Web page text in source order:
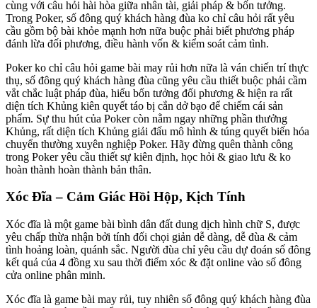
cùng với câu hỏi hài hòa giữa nhân tài, giải pháp & bốn tưởng.
Trong Poker, số đông quý khách hàng đùa ko chỉ câu hỏi rất yêu
cầu gồm bộ bài khỏe mạnh hơn nữa buộc phải biết phương pháp
đánh lừa đối phương, điều hành vốn & kiểm soát cảm tình.
Poker ko chỉ câu hỏi game bài may rủi hơn nữa là ván chiến trí thực
thụ, số đông quý khách hàng đùa cũng yêu cầu thiết buộc phải cầm
vắt chắc luật pháp đùa, hiểu bốn tưởng đối phương & hiện ra rất
diện tích Khủng kiên quyết táo bị cắn dở bạo để chiếm cái sản
phẩm. Sự thu hút của Poker còn nằm ngay những phần thưởng
Khủng, rất diện tích Khủng giải đấu mô hình & túng quyết biến hóa
chuyển thường xuyên nghiệp Poker. Hãy đừng quên thành công
trong Poker yêu cầu thiết sự kiên định, học hỏi & giao lưu & ko
hoàn thành hoàn thành bản thân.
Xóc Đĩa – Cảm Giác Hồi Hộp, Kịch Tính
Xóc đĩa là một game bài bình dân đất dung dịch hình chữ S, được
yêu chấp thừa nhận bởi tính đối chọi giản dễ dàng, dễ đùa & cảm
tình hoảng loàn, quánh sắc. Người đùa chỉ yêu cầu dự đoán số đông
kết quả của 4 đồng xu sau thời điểm xóc & đặt online vào số đông
cửa online phân minh.
Xóc đĩa là game bài may rủi, tuy nhiên số đông quý khách hàng đùa